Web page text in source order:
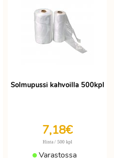
Solmupussi kahvoilla 500kpl
7,18€
Hinta / 500 kpl
Varastossa